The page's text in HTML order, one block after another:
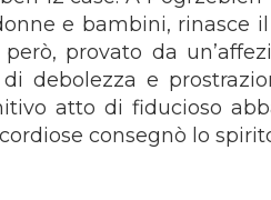
e bambini, rinasce
provato da
debolezza e
atto di fiducioso
consegnò lo